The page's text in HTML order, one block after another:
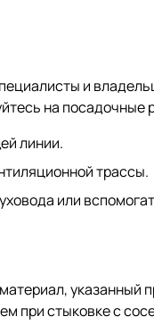
и
на
линии.
трассы.
или
указанный
при стыковке с